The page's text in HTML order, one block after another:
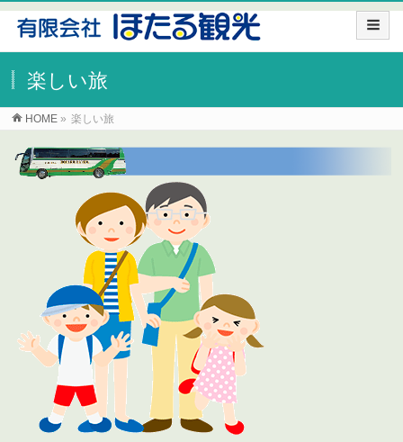
楽しい旅
HOME » 楽しい旅